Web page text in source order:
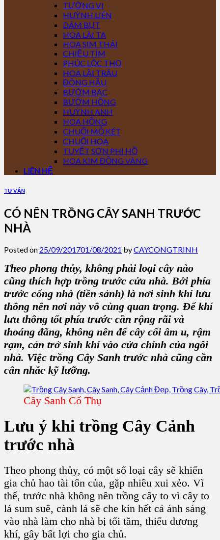
TƯỜNG VI
HUỲNH LIÊN
DÂM BỤT
HOA LÀI TA
HOA SIM THÁI
CHIỀU TÍM
PHÚC LỘC THỌ
HOA LÀI TRÂU
ĐÔNG HẦU
BƯỚM BẠC
BƯỚM HỒNG
HUỲNH ANH
HOA HỒNG
CHUỐI MỎ KÉT
CHUỐI HOA
TUYẾT SƠN PHI HỒ
HOA KIM ĐỒNG VÀNG
LIÊN HỆ
TƯ VẤN
CÓ NÊN TRỒNG CÂY SANH TRƯỚC
NHÀ
Posted on 25/09/201701/08/2021 byCAYCONGTRINH
Theo phong thủy, không phải loại cây nào
cũng thích hợp trồng trước cửa nhà. Bởi phía
trước cổng nhà (tiền sảnh) là nơi sinh khí lưu
thông nên nơi này vô cùng quan trọng. Để khí
lưu thông tốt phía trước cần rộng rãi và
thoáng đãng, không nên để cây cối âm u, rậm
rạm, cản trở sinh khí vào cửa chính của ngôi
nhà. Việc trồng Cây Sanh trước nhà cũng cần
cân nhắc kỹ lưỡng.
Cây Sanh Cổ Thụ
Lưu ý khi trồng Cây Cảnh
trước nhà
Theo phong thủy, có một số loại cây sẽ khiến
gia chủ hao tài tốn của, gặp nhiều xui xẻo. Vì
thế, trước nhà không nên trồng cây to vì cây to
lá sum suê, cành lá sẽ che kín hết cả ánh sáng
vào nhà làm cho nhà bị tối tăm, thiếu dương
khí, gây bất lợi cho gia chủ.